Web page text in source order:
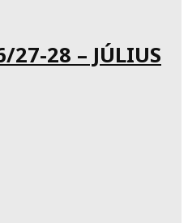
27-28 – JÚLIUS